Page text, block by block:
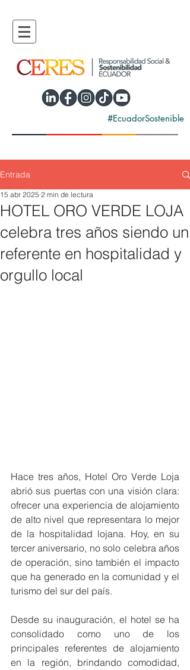
#EcuadorSostenible
Entrada
HOTEL ORO VERDE LOJA
celebra tres años siendo un
referente en hospitalidad y
orgullo local
15 abr 2025 2 min de lectura
Hace tres años, Hotel Oro Verde Loja
abrió sus puertas con una visión clara:
ofrecer una experiencia de alojamiento
de alto nivel que representara lo mejor
de la hospitalidad lojana. Hoy, en su
tercer aniversario, no solo celebra años
de operación, sino también el impacto
que ha generado en la comunidad y el
turismo del sur del país.
Desde su inauguración, el hotel se ha
consolidado como uno de los
principales referentes de alojamiento
en la región, brindando comodidad,